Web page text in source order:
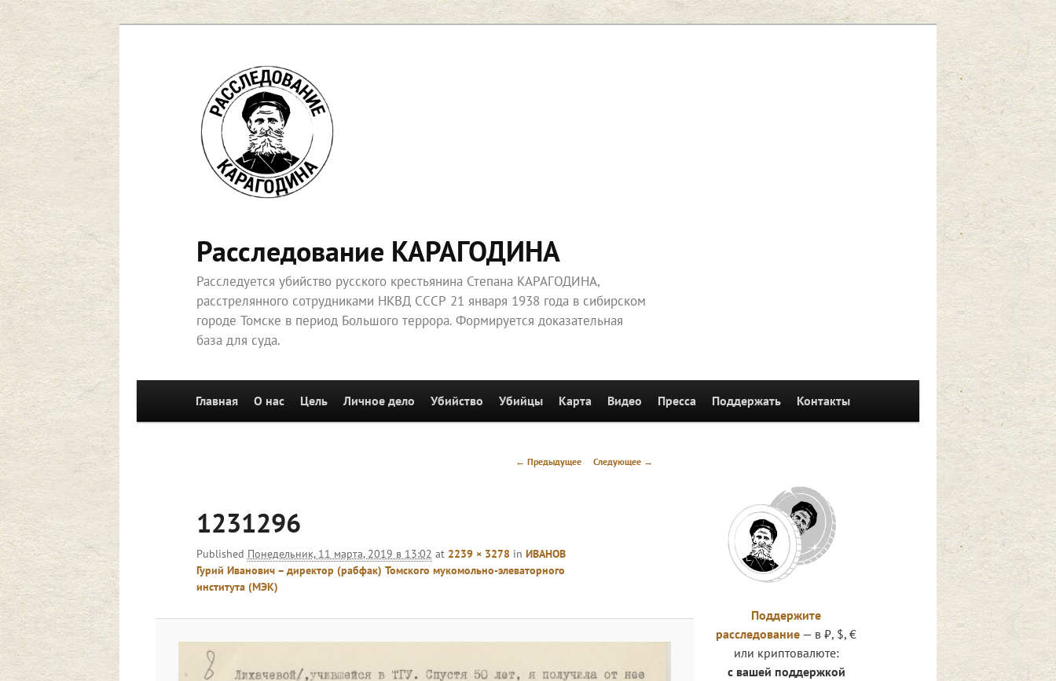
Перейти
к
основному
содержимому
Расследование КАРАГОДИНА
Расследуется убийство русского крестьянина Степана КАРАГОДИНА,
расстрелянного сотрудниками НКВД СССР 21 января 1938 года в сибирском
городе Томске в период Большого террора. Формируется доказательная
база для суда.
Перейти к основному содержимому
Главная О нас Цель Личное дело Убийство Убийцы Карта Видео Пресса Поддержать Контакты
Навигация
← Предыдущее Следующее →
1231296
Published Понедельник, 11 марта, 2019 в 13:02 at 2239 × 3278 in ИВАНОВ
Гурий Иванович – директор (рабфак) Томского мукомольно-элеваторного
института (МЭК)
Поддержите
расследование — в ₽, $, €
или криптовалюте:
с вашей поддержкой